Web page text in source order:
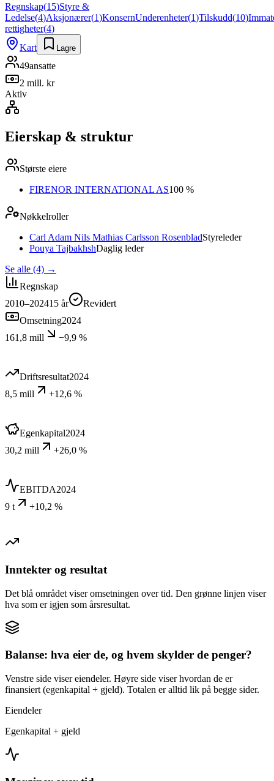
Regnskap(15)Styre &
Ledelse(4)Aksjonærer(1)KonsernUnderenheter(1)Tilskudd(10)
rettigheter(4)
Kart
Lagre
49ansatte
2 mill. kr
Aktiv
Eierskap & struktur
Største eiere
FIRENOR INTERNATIONAL AS100 %
Nøkkelroller
Carl Adam Nils Mathias Carlsson RosenbladStyreleder
Pouya TajbakhshDaglig leder
Se alle (4) →
Regnskap
2010–202415 år
Revidert
Omsetning2024
161,8 mill
−9,9 %
Driftsresultat2024
8,5 mill
+12,6 %
Egenkapital2024
30,2 mill
+26,0 %
EBITDA2024
9 t
+10,2 %
Inntekter og resultat
Det blå området viser omsetningen over tid. Den grønne linjen viser
hva som er igjen som årsresultat.
Balanse: hva eier de, og hvem skylder de penger?
Venstre side viser eiendeler. Høyre side viser hvordan de er
finansiert (egenkapital + gjeld). Totalen er alltid lik på begge sider.
Eiendeler
Egenkapital + gjeld